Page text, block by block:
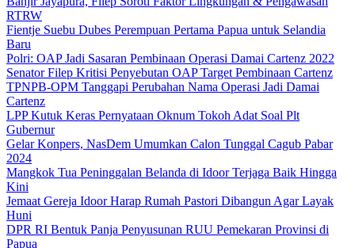
RTRW
Fientje Suebu Dubes Perempuan Pertama Papua untuk Selandia
Baru
Polri: OAP Jadi Sasaran Pembinaan Operasi Damai Cartenz 2022
Senator Filep Kritisi Penyebutan OAP Target Pembinaan Cartenz
TPNPB-OPM Tanggapi Perubahan Nama Operasi Jadi Damai
Cartenz
LPP Kutuk Keras Pernyataan Oknum Tokoh Adat Soal Plt
Gubernur
Gelar Konpers, NasDem Umumkan Calon Tunggal Cagub Pabar
2024
Mangkok Tua Peninggalan Belanda di Idoor Terjaga Baik Hingga
Kini
Jemaat Gereja Idoor Harap Rumah Pastori Dibangun Agar Layak
Huni
DPR RI Bentuk Panja Penyusunan RUU Pemekaran Provinsi di
Papua